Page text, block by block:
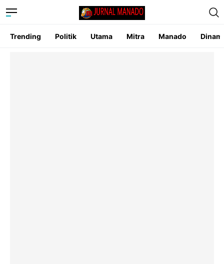
Trending Politik Utama Mitra Manado